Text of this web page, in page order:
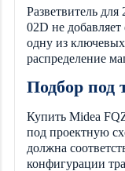
Разветвитель
02D не
одну из
распределение
Подбор под
Купить Midea
под проектную
должна
конфигурации